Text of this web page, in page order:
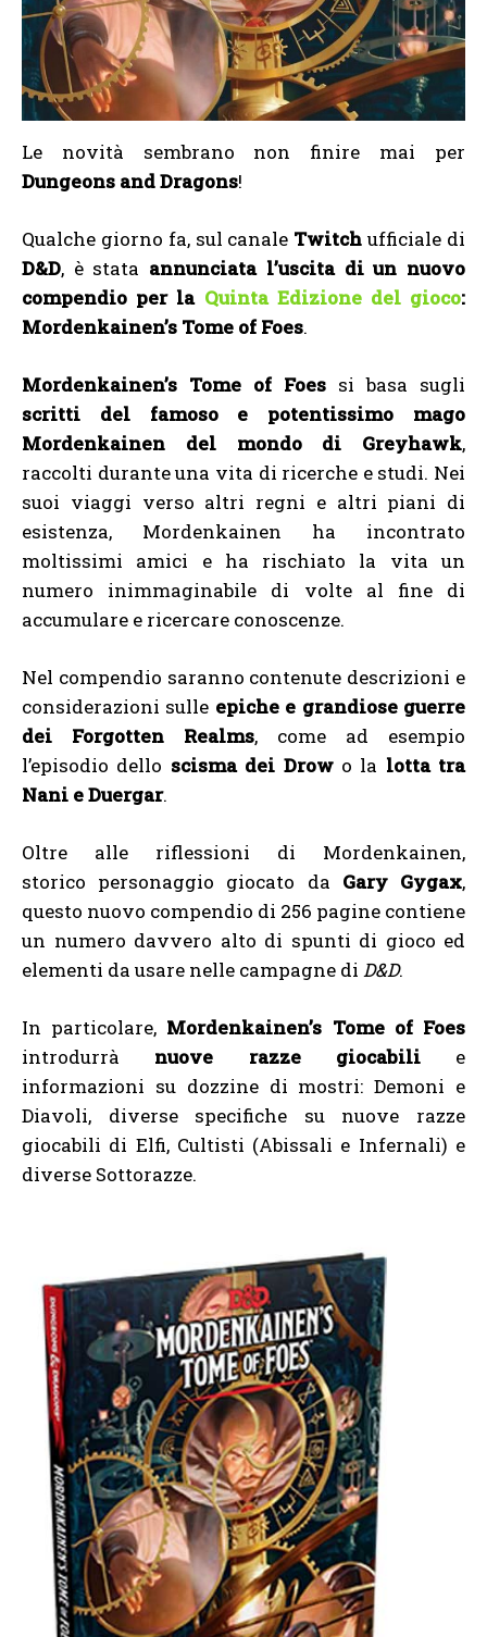
Le novità sembrano non finire mai per
Dungeons and Dragons!
Qualche giorno fa, sul canale Twitch ufficiale di
D&D, è stata annunciata l’uscita di un nuovo
compendio per la Quinta Edizione del gioco:
Mordenkainen’s Tome of Foes.
Mordenkainen’s Tome of Foes si basa sugli
scritti del famoso e potentissimo mago
Mordenkainen del mondo di Greyhawk,
raccolti durante una vita di ricerche e studi. Nei
suoi viaggi verso altri regni e altri piani di
esistenza, Mordenkainen ha incontrato
moltissimi amici e ha rischiato la vita un
numero inimmaginabile di volte al fine di
accumulare e ricercare conoscenze.
Nel compendio saranno contenute descrizioni e
considerazioni sulle epiche e grandiose guerre
dei Forgotten Realms, come ad esempio
l’episodio dello scisma dei Drowo la lotta tra
Nani e Duergar.
Oltre alle riflessioni di Mordenkainen,
storico personaggio giocato da Gary Gygax,
questo nuovo compendio di 256 pagine contiene
un numero davvero alto di spunti di gioco ed
elementi da usare nelle campagne di D&D.
In particolare, Mordenkainen’s Tome of Foes
introdurrà nuove razze giocabili e
informazioni su dozzine di mostri: Demoni e
Diavoli, diverse specifiche su nuove razze
giocabili di Elfi, Cultisti (Abissali e Infernali) e
diverse Sottorazze.